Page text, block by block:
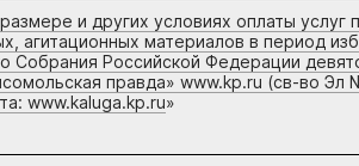
и других условиях оплаты
агитационных материалов в период
Собрания Российской Федерации
правда» www.kp.ru (св-во
www.kaluga.kp.ru»